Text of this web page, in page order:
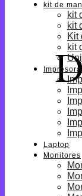
kit de
kit
kit
Kit
kit
Laptop
Monitores